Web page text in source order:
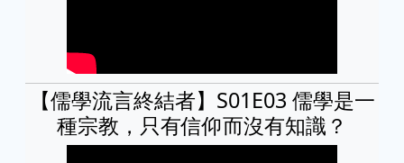
【儒學流言終結者】S01E03 儒學是一
種宗教，只有信仰而沒有知識？